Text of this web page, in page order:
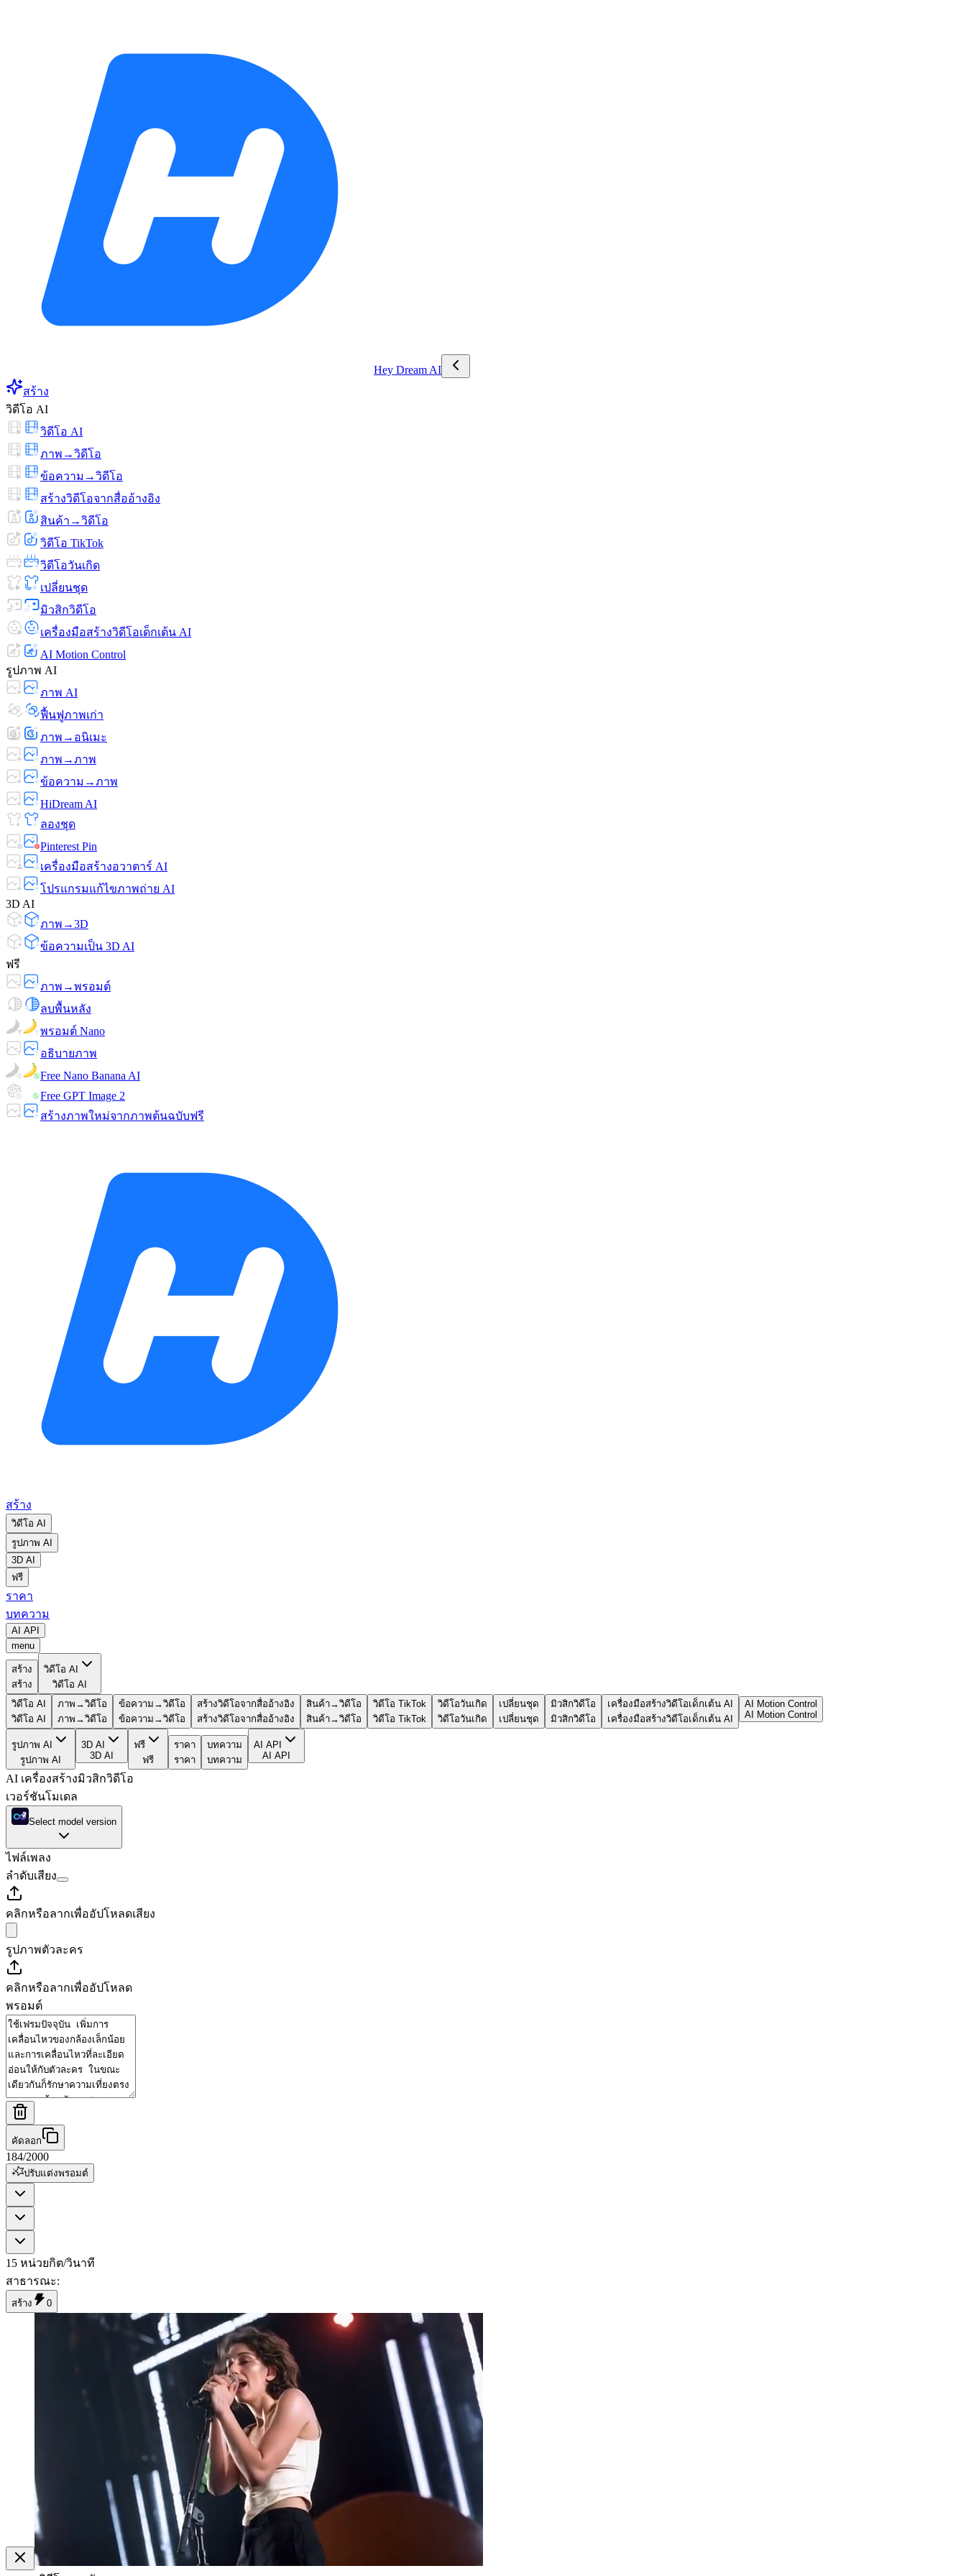
Hey Dream AI
สร้าง
วิดีโอ AI
วิดีโอ AI
ภาพ→วิดีโอ
ข้อความ→วิดีโอ
สร้างวิดีโอจากสื่ออ้างอิง
สินค้า→วิดีโอ
วิดีโอ TikTok
วิดีโอวันเกิด
เปลี่ยนชุด
มิวสิกวิดีโอ
เครื่องมือสร้างวิดีโอเด็กเต้น AI
AI Motion Control
รูปภาพ AI
ภาพ AI
ฟื้นฟูภาพเก่า
ภาพ→อนิเมะ
ภาพ→ภาพ
ข้อความ→ภาพ
HiDream AI
ลองชุด
Pinterest Pin
เครื่องมือสร้างอวาตาร์ AI
โปรแกรมแก้ไขภาพถ่าย AI
3D AI
ภาพ→3D
ข้อความเป็น 3D AI
ฟรี
ภาพ→พรอมต์
ลบพื้นหลัง
พรอมต์ Nano
อธิบายภาพ
Free Nano Banana AI
Free GPT Image 2
สร้างภาพใหม่จากภาพต้นฉบับฟรี
สร้าง
วิดีโอ AI
รูปภาพ AI
3D AI
ฟรี
ราคา
บทความ
AI API
menu
สร้าง
สร้าง
วิดีโอ AI
วิดีโอ AI
วิดีโอ AI
วิดีโอ AI
ภาพ→วิดีโอ
ภาพ→วิดีโอ
ข้อความ→วิดีโอ
ข้อความ→วิดีโอ
สร้างวิดีโอจากสื่ออ้างอิง
สร้างวิดีโอจากสื่ออ้างอิง
สินค้า→วิดีโอ
สินค้า→วิดีโอ
วิดีโอ TikTok
วิดีโอ TikTok
วิดีโอวันเกิด
วิดีโอวันเกิด
เปลี่ยนชุด
เปลี่ยนชุด
มิวสิกวิดีโอ
มิวสิกวิดีโอ
เครื่องมือสร้างวิดีโอเด็กเต้น AI
เครื่องมือสร้างวิดีโอเด็กเต้น AI
AI Motion Control
AI Motion Control
รูปภาพ AI
รูปภาพ AI
3D AI
3D AI
ฟรี
ฟรี
ราคา
ราคา
บทความ
บทความ
AI API
AI API
AI เครื่องสร้างมิวสิกวิดีโอ
เวอร์ชันโมเดล
Select model version
ไฟล์เพลง
ลำดับเสียง
คลิกหรือลากเพื่ออัปโหลดเสียง
รูปภาพตัวละคร
คลิกหรือลากเพื่ออัปโหลด
พรอมต์
คัดลอก
184/2000
ปรับแต่งพรอมต์
15 หน่วยกิต/วินาที
สาธารณะ:
สร้าง 0